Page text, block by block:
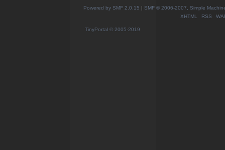
Powered by SMF 2.0.15 | SMF © 2006-2007, Simple
XHTML
RSS
TinyPortal © 2005-2019